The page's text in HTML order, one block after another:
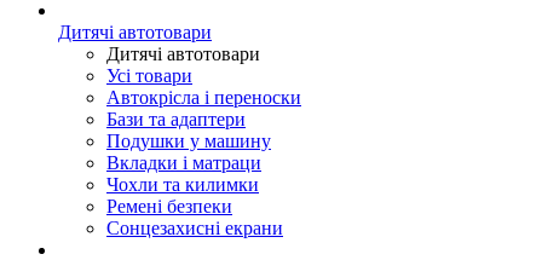
Дитячі автотовари
Дитячі автотовари
Усі товари
Автокрісла і переноски
Бази та адаптери
Подушки у машину
Вкладки і матраци
Чохли та килимки
Ремені безпеки
Сонцезахисні екрани